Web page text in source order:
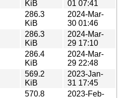
KiB
01 07:41
286.3
KiB
2024-Mar-
30 01:46
286.3
KiB
2024-Mar-
29 17:10
286.4
KiB
2024-Mar-
29 22:48
569.2
KiB
2023-Jan-
31 17:45
570.8
2023-Feb-